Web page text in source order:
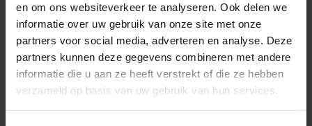
en om ons websiteverkeer te analyseren. Ook delen we
informatie over uw gebruik van onze site met onze
partners voor social media, adverteren en analyse. Deze
partners kunnen deze gegevens combineren met andere
informatie die u aan ze heeft verstrekt of die ze hebben
verzameld op basis van uw gebruik van hun services.
€ 20,00
Excl. btw
€ 25,00
Excl. btw